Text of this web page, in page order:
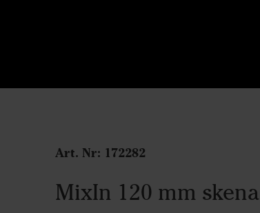
Art. Nr: 172282
MixIn 120 mm skena